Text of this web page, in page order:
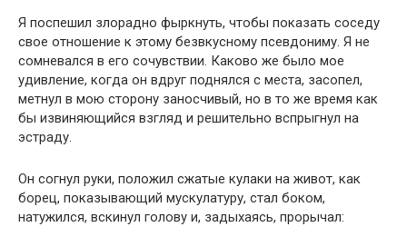
Я поспешил злорадно фыркнуть, чтобы показать соседу
свое отношение к этому безвкусному псевдониму. Я не
сомневался в его сочувствии. Каково же было мое
удивление, когда он вдруг поднялся с места, засопел,
метнул в мою сторону заносчивый, но в то же время как
бы извиняющийся взгляд и решительно вспрыгнул на
эстраду.
Он согнул руки, положил сжатые кулаки на живот, как
борец, показывающий мускулатуру, стал боком,
натужился, вскинул голову и, задыхаясь, прорычал: